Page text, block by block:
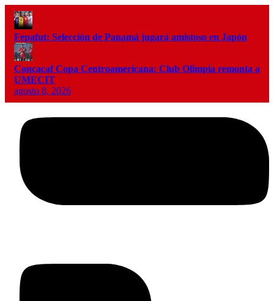
Fepafut: Selección de Panamá jugará amistoso en Japón
Concacaf Copa Centroamericana: Club Olimpia remonta a
UMECIT
agosto 8, 2026